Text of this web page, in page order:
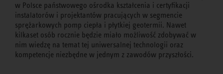
w Polsce państwowego ośrodka kształcenia i certyfikacji
instalatorów i projektantów pracujących w segmencie
sprężarkowych pomp ciepła i płytkiej geotermii. Nawet
kilkaset osób rocznie będzie miało możliwość zdobywać w
nim wiedzę na temat tej uniwersalnej technologii oraz
kompetencje niezbędne w jednym z zawodów przyszłości.